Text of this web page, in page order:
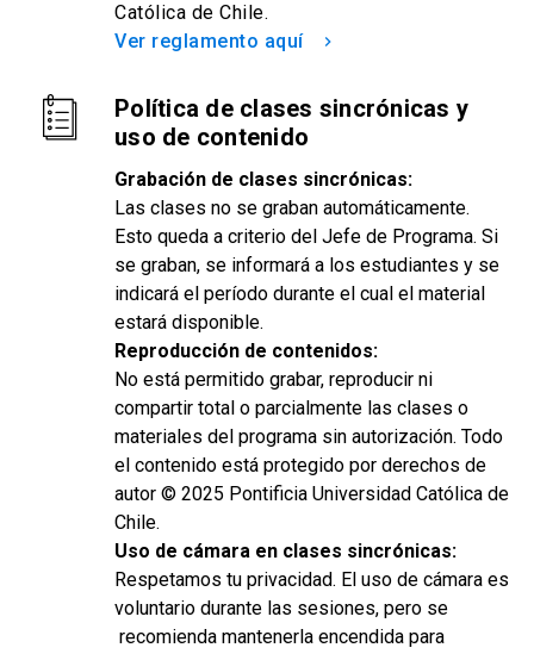
Católica de Chile.
Ver reglamento aquí
keyboard_arrow_right
Política de clases sincrónicas y
uso de contenido
Grabación de clases sincrónicas:
Las clases no se graban automáticamente.
Esto queda a criterio del Jefe de Programa. Si
se graban, se informará a los estudiantes y se
indicará el período durante el cual el material
estará disponible.
Reproducción de contenidos:
No está permitido grabar, reproducir ni
compartir total o parcialmente las clases o
materiales del programa sin autorización. Todo
el contenido está protegido por derechos de
autor © 2025 Pontificia Universidad Católica de
Chile.
Uso de cámara en clases sincrónicas:
Respetamos tu privacidad. El uso de cámara es
voluntario durante las sesiones, pero se
recomienda mantenerla encendida para